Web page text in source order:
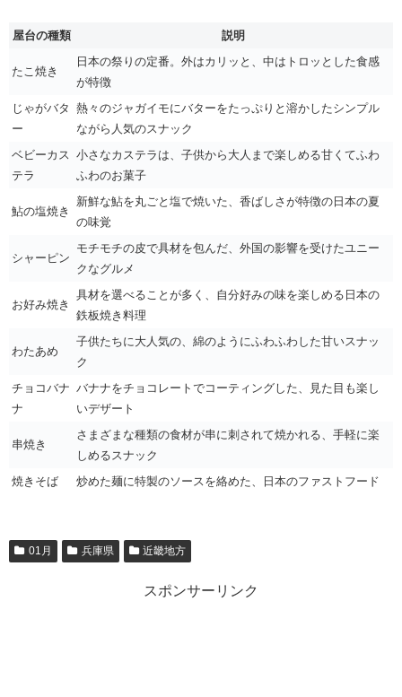
屋台の種類 説明
たこ焼き
日本の祭りの定番。外はカリッと、中はトロッとした食感
が特徴
じゃがバタ
ー
熱々のジャガイモにバターをたっぷりと溶かしたシンプル
ながら人気のスナック
ベビーカス
テラ
小さなカステラは、子供から大人まで楽しめる甘くてふわ
ふわのお菓子
鮎の塩焼き
新鮮な鮎を丸ごと塩で焼いた、香ばしさが特徴の日本の夏
の味覚
シャーピン
モチモチの皮で具材を包んだ、外国の影響を受けたユニー
クなグルメ
お好み焼き
具材を選べることが多く、自分好みの味を楽しめる日本の
鉄板焼き料理
わたあめ
子供たちに大人気の、綿のようにふわふわした甘いスナッ
ク
チョコバナ
ナ
バナナをチョコレートでコーティングした、見た目も楽し
いデザート
串焼き
さまざまな種類の食材が串に刺されて焼かれる、手軽に楽
しめるスナック
焼きそば
炒めた麺に特製のソースを絡めた、日本のファストフード
01月 兵庫県 近畿地方
スポンサーリンク